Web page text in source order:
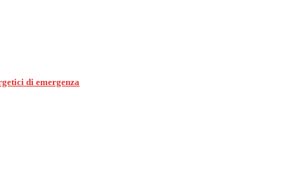
di emergenza